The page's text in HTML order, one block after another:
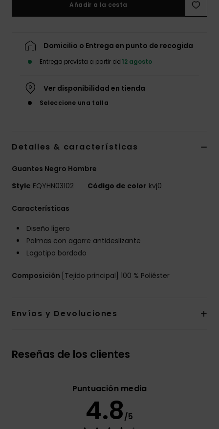
Añadir a la cesta
Domicilio o Entrega en punto de recogida
Entrega prevista a partir del12 agosto
Ver disponibilidad en tienda
Seleccione una talla
Detalles & características
Guantes Negro Hombre
Style EQYHN03102 Código de color kvj0
Características
Diseño ligero
Palmas con agarre antideslizante
Logotipo bordado
Composición [Tejido principal] 100 % Poliéster
Envíos y Devoluciones
Reseñas de los clientes
Puntuación media
4.8/5